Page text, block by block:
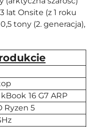
lat Onsite (z 1 roku
tony (2. generacja),
16 G7 ARP
Ryzen 5